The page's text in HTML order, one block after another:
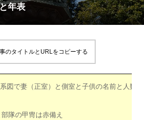
年表
のタイトルとURLをコピーする
系図で妻（正室）と側室と子供の名前と人数
隊の甲冑は赤備え